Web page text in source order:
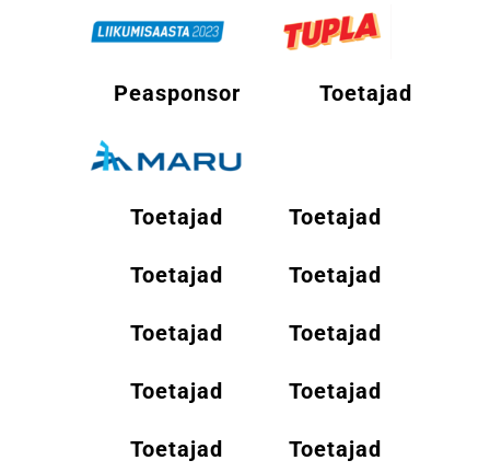
Peasponsor Toetajad
Toetajad Toetajad
Toetajad Toetajad
Toetajad Toetajad
Toetajad Toetajad
Toetajad Toetajad